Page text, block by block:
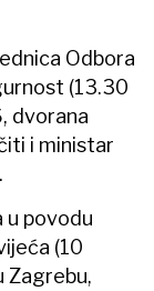
Odbora
(13.30
dvorana
i ministar
u povodu
(10
Zagrebu,